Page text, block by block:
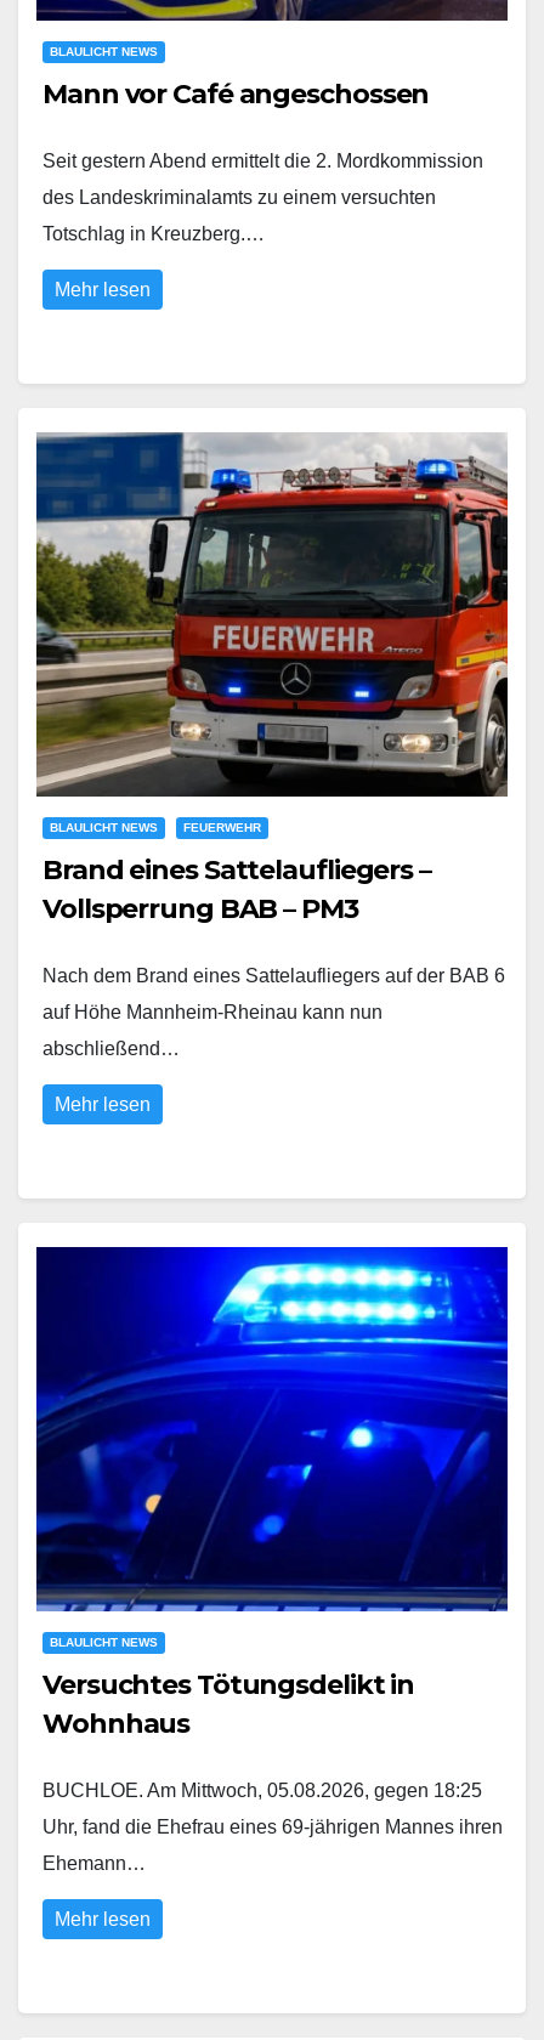
BLAULICHT NEWS
Mann vor Café angeschossen
Seit gestern Abend ermittelt die 2. Mordkommission
des Landeskriminalamts zu einem versuchten
Totschlag in Kreuzberg.…
Mehr lesen
BLAULICHT NEWS FEUERWEHR
Brand eines Sattelaufliegers –
Vollsperrung BAB – PM3
Nach dem Brand eines Sattelaufliegers auf der BAB 6
auf Höhe Mannheim-Rheinau kann nun
abschließend…
Mehr lesen
BLAULICHT NEWS
Versuchtes Tötungsdelikt in
Wohnhaus
BUCHLOE. Am Mittwoch, 05.08.2026, gegen 18:25
Uhr, fand die Ehefrau eines 69-jährigen Mannes ihren
Ehemann…
Mehr lesen